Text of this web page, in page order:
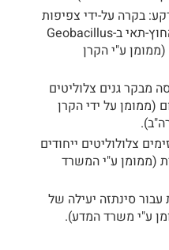
בקרה על-ידי צפיפות
תאים של הקסילנאז החוץ-תאי ב-Geobacillus
stearothermophilus (ממומן ע"י הקרן
מבקר גנים צלוליטים
(ממומן על ידי הקרן
צלולוליטים ייחודים
(ממומן ע"י המשרד
עבור סינתזה יעילה של
ע"י משרד המדע).